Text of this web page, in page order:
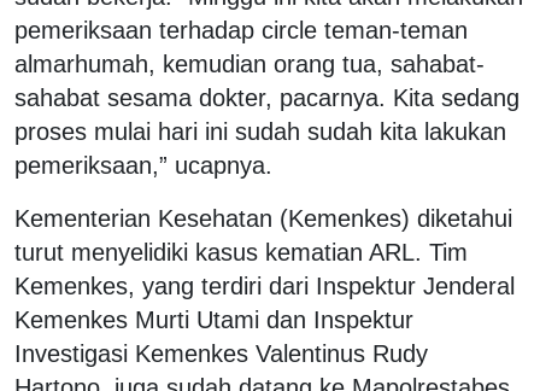
pemeriksaan terhadap circle teman-teman
almarhumah, kemudian orang tua, sahabat-
sahabat sesama dokter, pacarnya. Kita sedang
proses mulai hari ini sudah sudah kita lakukan
pemeriksaan,” ucapnya.
Kementerian Kesehatan (Kemenkes) diketahui
turut menyelidiki kasus kematian ARL. Tim
Kemenkes, yang terdiri dari Inspektur Jenderal
Kemenkes Murti Utami dan Inspektur
Investigasi Kemenkes Valentinus Rudy